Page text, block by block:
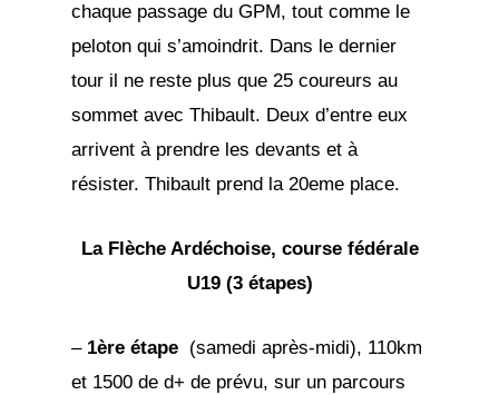
chaque passage du GPM, tout comme le
peloton qui s’amoindrit. Dans le dernier
tour il ne reste plus que 25 coureurs au
sommet avec Thibault. Deux d’entre eux
arrivent à prendre les devants et à
résister. Thibault prend la 20eme place.
La Flèche Ardéchoise, course fédérale
U19 (3 étapes)
– 1ère étape (samedi après-midi), 110km
et 1500 de d+ de prévu, sur un parcours